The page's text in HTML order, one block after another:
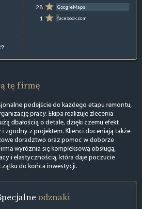
28 GoogleMaps
1 facebook.com
tę firmę
podejście do każdego etapu remontu,
pracy. Ekipa realizuje zlecenia
dbałością o detale, dzięki czemu efekt
zgodny z projektem. Klienci doceniają także
doradztwo oraz pomoc w doborze
wyróżnia się kompleksową obsługą,
i elastycznością, która daje poczucie
do końca inwestycji.
odznaki